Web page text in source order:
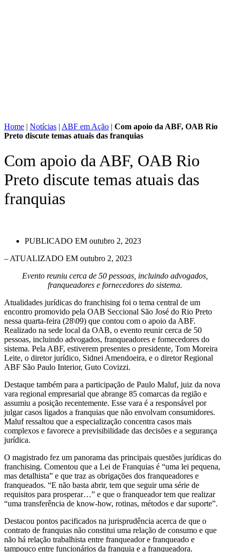
Home | Notícias | ABF em Ação | Com apoio da ABF, OAB Rio
Preto discute temas atuais das franquias
Com apoio da ABF, OAB Rio
Preto discute temas atuais das
franquias
PUBLICADO EM outubro 2, 2023
– ATUALIZADO EM outubro 2, 2023
Evento reuniu cerca de 50 pessoas, incluindo advogados,
franqueadores e fornecedores do sistema.
Atualidades jurídicas do franchising foi o tema central de um
encontro promovido pela OAB Seccional São José do Rio Preto
nessa quarta-feira (28\09) que contou com o apoio da ABF.
Realizado na sede local da OAB, o evento reunir cerca de 50
pessoas, incluindo advogados, franqueadores e fornecedores do
sistema. Pela ABF, estiverem presentes o presidente, Tom Moreira
Leite, o diretor jurídico, Sidnei Amendoeira, e o diretor Regional
ABF São Paulo Interior, Guto Covizzi.
Destaque também para a participação de Paulo Maluf, juiz da nova
vara regional empresarial que abrange 85 comarcas da região e
assumiu a posição recentemente. Esse vara é a responsável por
julgar casos ligados a franquias que não envolvam consumidores.
Maluf ressaltou que a especialização concentra casos mais
complexos e favorece a previsibilidade das decisões e a segurança
jurídica.
O magistrado fez um panorama das principais questões jurídicas do
franchising. Comentou que a Lei de Franquias é “uma lei pequena,
mas detalhista” e que traz as obrigações dos franqueadores e
franqueados. “E não basta abrir, tem que seguir uma série de
requisitos para prosperar…” e que o franqueador tem que realizar
“uma transferência de know-how, rotinas, métodos e dar suporte”.
Destacou pontos pacificados na jurisprudência acerca de que o
contrato de franquias não constitui uma relação de consumo e que
não há relação trabalhista entre franqueador e franqueado e
tampouco entre funcionários da franquia e a franqueadora.